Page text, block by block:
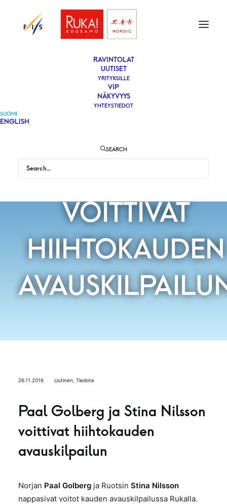
VAPAAEHTOISEKSI
YLEISÖLLE
­RAVINTOLAT
UUTISET
YRITYKSILLE
VIP
NÄKYVYYS
YHTEYSTIEDOT
SUOMI
ENGLISH
SEARCH
PAAL
JA STINA
VOITTIVAT
HIIHTOKAUDEN
26.11.2016 Uutinen Tiedote
Paal Golberg ja Stina Nilsson
voittivat hiihtokauden
avauskilpailun
Norjan Paal Golberg ja Ruotsin Stina Nilsson
nappasivat voitot kauden avauskilpailussa Rukalla.